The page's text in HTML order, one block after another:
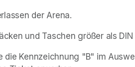
der Arena.
new tab) und Taschen größer als
Kennzeichnung "B" im